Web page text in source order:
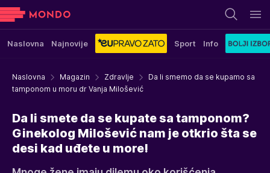
Naslovna Najnovije Sport Info
Naslovna Magazin Zdravlje
Da li smemo da se kupamo sa
tamponom u moru dr Vanja Milošević
Da li smete da se kupate sa tamponom?
Ginekolog Milošević nam je otkrio šta se
desi kad uđete u more!